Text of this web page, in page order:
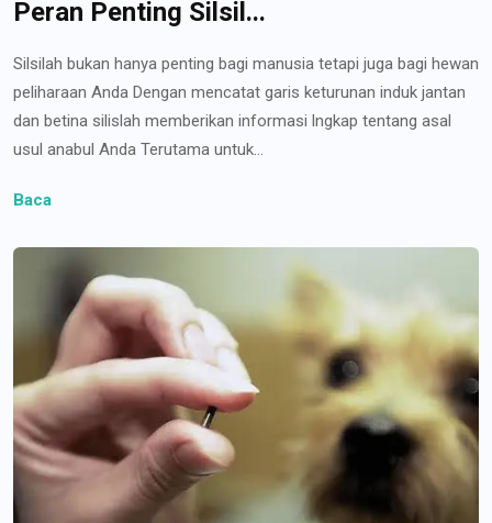
Peran Penting Silsil...
Silsilah bukan hanya penting bagi manusia tetapi juga bagi hewan
peliharaan Anda Dengan mencatat garis keturunan induk jantan
dan betina silislah memberikan informasi lngkap tentang asal
usul anabul Anda Terutama untuk...
Baca